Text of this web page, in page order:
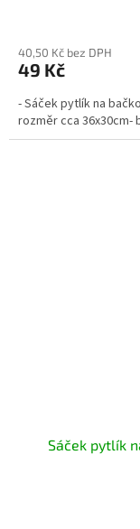
40,50 Kč bez DPH
49 Kč
- Sáček pytlík na
rozměr cca 36x30cm-
Sáček pytlík